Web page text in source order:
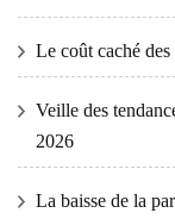
Le coût caché
Veille des
2026
La baisse de la